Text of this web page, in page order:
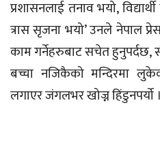
प्रशासनलाई तनाव भयो,
त्रास सृजना भयो’ उनले नेपाल
काम गर्नेहरुबाट सचेत हुनुपर्दछ,
बच्चा नजिकैको मन्दिरमा
लगाएर जंगलभर खोज्न हिंडुनपर्यो